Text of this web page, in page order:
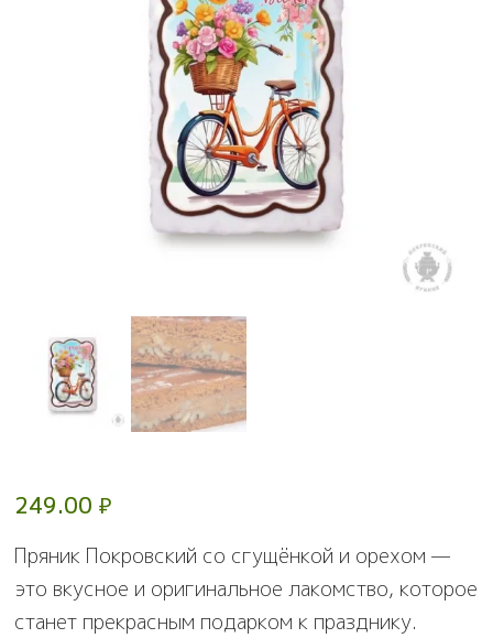
249.00 ₽
Пряник Покровский со сгущёнкой и орехом —
это вкусное и оригинальное лакомство, которое
станет прекрасным подарком к празднику.